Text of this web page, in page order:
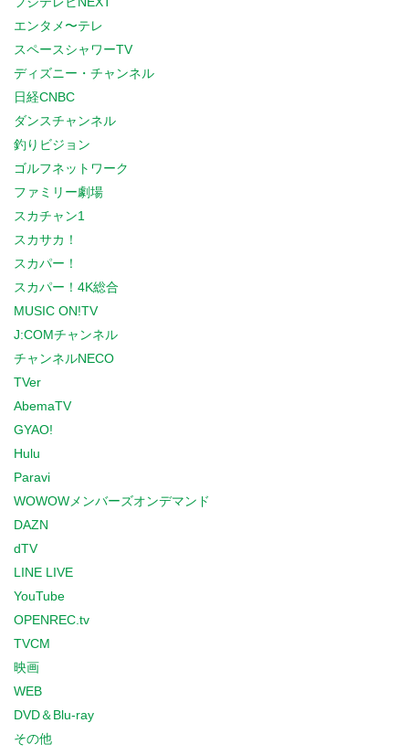
エンタメ〜テレ
スペースシャワーTV
ディズニー・チャンネル
日経CNBC
ダンスチャンネル
釣りビジョン
ゴルフネットワーク
ファミリー劇場
スカチャン1
スカサカ！
スカパー！
スカパー！4K総合
MUSIC ON!TV
J:COMチャンネル
チャンネルNECO
TVer
AbemaTV
GYAO!
Hulu
Paravi
WOWOWメンバーズオンデマンド
DAZN
dTV
LINE LIVE
YouTube
OPENREC.tv
TVCM
映画
WEB
DVD＆Blu-ray
その他